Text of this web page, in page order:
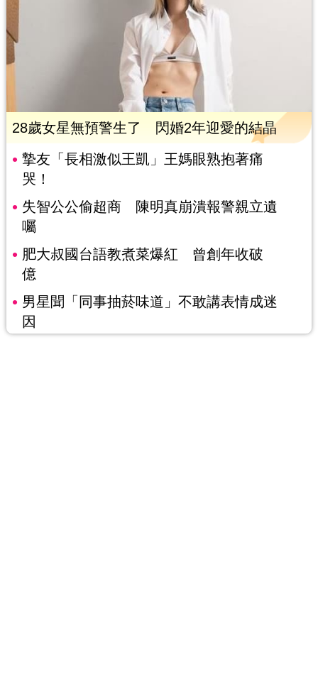
28歲女星無預警生了 閃婚2年迎愛的結晶
摯友「長相激似王凱」王媽眼熟抱著痛
哭！
失智公公偷超商 陳明真崩潰報警親立遺
囑
肥大叔國台語教煮菜爆紅 曾創年收破
億
男星聞「同事抽菸味道」不敢講表情成迷
因